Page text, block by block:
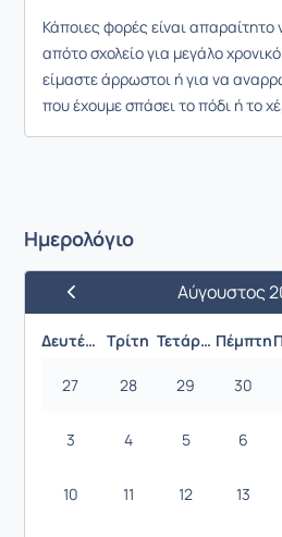
Κάποιες φορές είναι
απότο σχολείο για μεγάλο
είμαστε άρρωστοι ή για να
που έχουμε σπάσει το πόδι ή το
Ημερολόγιο
Προηγούμενος Μήνας
Αύγουστος
Δευτέρα Τρίτη Τετάρτη Πέμπτη
27 28 29 30
3 4 5 6
10 11 12 13